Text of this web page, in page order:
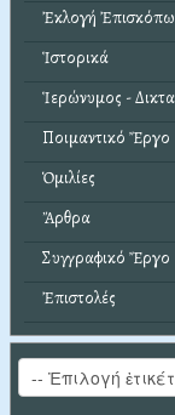
Ἐκλογή
Ἱστορικά
Ἱερώνυμος -
Ποιμαντικό Ἔργο
Ὁμιλίες
Ἄρθρα
Συγγραφικό Ἔργο
Ἐπιστολές